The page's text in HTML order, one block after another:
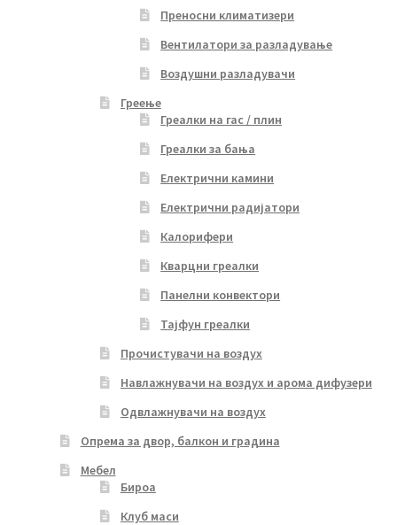
Преносни климатизери
Вентилатори за разладување
Воздушни разладувачи
Греење
Греалки на гас / плин
Греалки за бања
Електрични камини
Електрични радијатори
Калорифери
Кварцни греалки
Панелни конвектори
Тајфун греалки
Прочистувачи на воздух
Навлажнувачи на воздух и арома дифузери
Одвлажнувачи на воздух
Опрема за двор, балкон и градина
Мебел
Бироа
Клуб маси